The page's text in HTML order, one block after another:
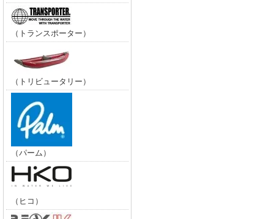
（トランスポーター）
（トリビュータリー）
（パーム）
（ヒコ）